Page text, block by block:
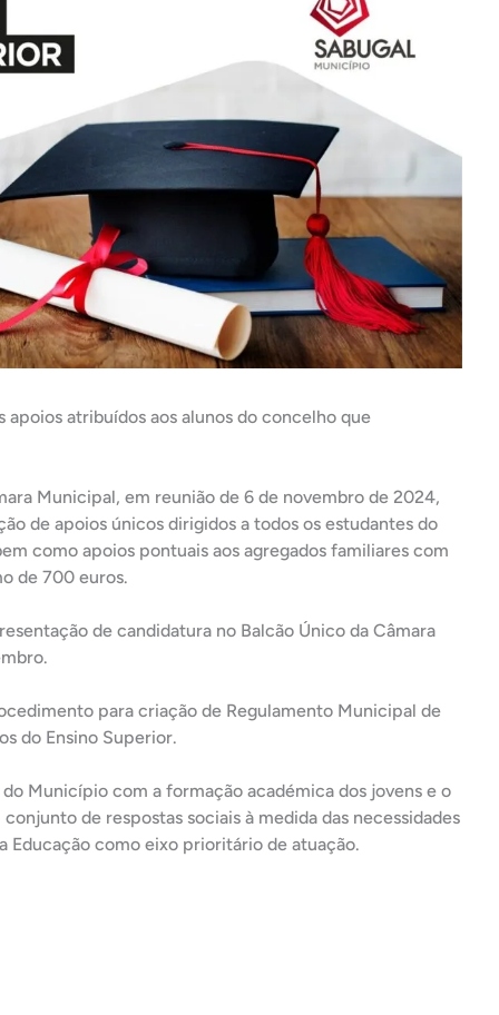
atribuídos aos alunos do concelho que
Municipal, em reunião de 6 de novembro de 2024,
de apoios únicos dirigidos a todos os estudantes do
como apoios pontuais aos agregados familiares com
de 700 euros.
de candidatura no Balcão Único da Câmara
para criação de Regulamento Municipal de
do Ensino Superior.
Município com a formação académica dos jovens e o
de respostas sociais à medida das necessidades
Educação como eixo prioritário de atuação.